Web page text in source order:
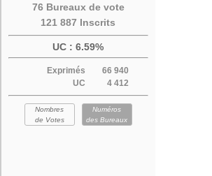
76 Bureaux de vote
121 887 Inscrits
UC : 6.59%
Exprimés
66 940
UC
4 412
Nombres
de Votes
Numéros
des Bureaux